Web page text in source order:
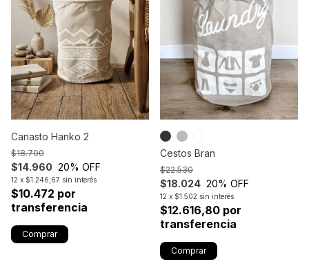
Canasto Hanko 2
$14.960
$18.700
20% OFF
12 x $1.246,67 sin interés
$10.472 por
transferencia
Cestos Bran
$18.024
$22.530
20% OFF
12 x $1.502 sin interés
$12.616,80 por
transferencia
Comprar